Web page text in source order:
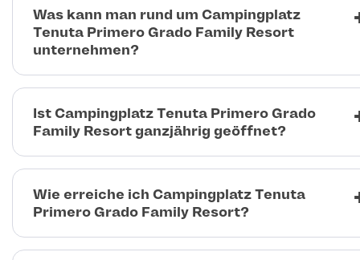
Was kann man rund um Campingplatz
Tenuta Primero Grado Family Resort
unternehmen?
Ist Campingplatz Tenuta Primero Grado
Family Resort ganzjährig geöffnet?
Wie erreiche ich Campingplatz Tenuta
Primero Grado Family Resort?